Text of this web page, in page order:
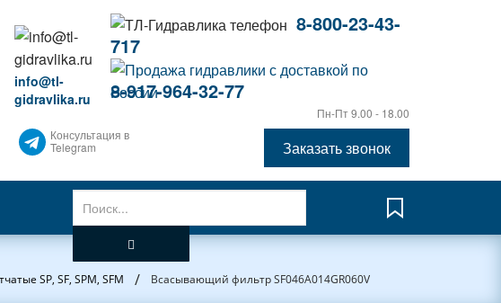
info@tl-
gidravlika.ru
8-800-23-43-
717
8-917-964-32-77
Пн-Пт 9.00 - 18.00
Консультация в
Telegram
Заказать звонок
SP, SF, SPM, SFM / Всасывающий фильтр SF046A014GR060V